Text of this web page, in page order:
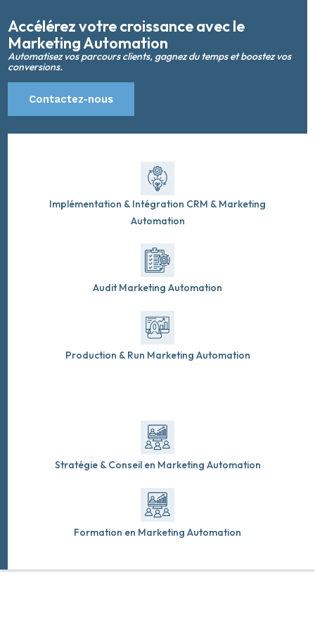
Accélérez votre croissance avec le
Marketing Automation
Automatisez vos parcours clients, gagnez du temps et boostez vos
conversions.
Contactez-nous
Implémentation & Intégration CRM & Marketing
Automation
Audit Marketing Automation
Production & Run Marketing Automation
Stratégie & Conseil en Marketing Automation
Formation en Marketing Automation